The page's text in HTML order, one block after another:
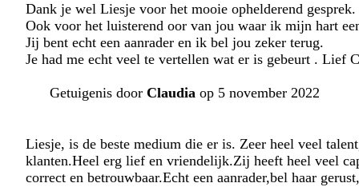
Dank je wel Liesje voor het mooie ophelderend gesprek.
Ook voor het luisterend oor van jou waar ik mijn hart
Jij bent echt een aanrader en ik bel jou zeker terug.
Je had me echt veel te vertellen wat er is gebeurt . Lief C
Getuigenis door Claudia op 5 november 2022
Liesje, is de beste medium die er is. Zeer heel veel
klanten.Heel erg lief en vriendelijk.Zij heeft heel veel
correct en betrouwbaar.Echt een aanrader,bel haar